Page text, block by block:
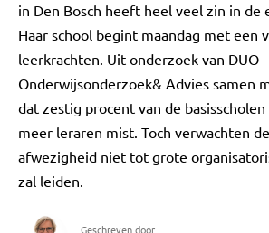
in Den Bosch heeft heel veel zin in de
Haar school begint maandag met een
leerkrachten. Uit onderzoek van DUO
Onderwijsonderzoek& Advies samen
dat zestig procent van de
meer leraren mist. Toch verwachten
afwezigheid niet tot grote
zal leiden.
Geschreven door